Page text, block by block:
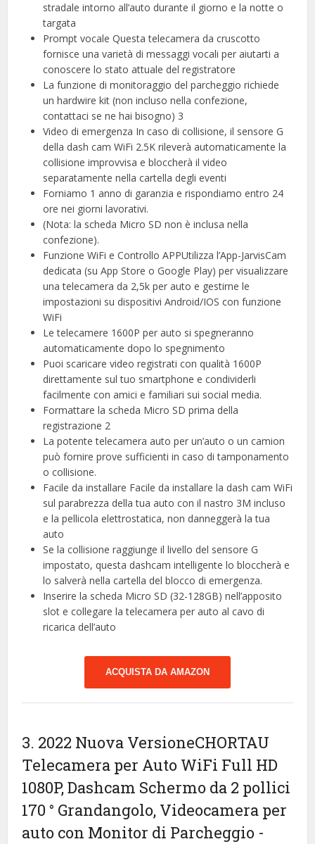
stradale intorno all’auto durante il giorno e la notte o
targata
Prompt vocale Questa telecamera da cruscotto
fornisce una varietà di messaggi vocali per aiutarti a
conoscere lo stato attuale del registratore
La funzione di monitoraggio del parcheggio richiede
un hardwire kit (non incluso nella confezione,
contattaci se ne hai bisogno) 3
Video di emergenza In caso di collisione, il sensore G
della dash cam WiFi 2.5K rileverà automaticamente la
collisione improvvisa e bloccherà il video
separatamente nella cartella degli eventi
Forniamo 1 anno di garanzia e rispondiamo entro 24
ore nei giorni lavorativi.
(Nota: la scheda Micro SD non è inclusa nella
confezione).
Funzione WiFi e Controllo APPUtilizza l’App-JarvisCam
dedicata (su App Store o Google Play) per visualizzare
una telecamera da 2,5k per auto e gestirne le
impostazioni su dispositivi Android/IOS con funzione
WiFi
Le telecamere 1600P per auto si spegneranno
automaticamente dopo lo spegnimento
Puoi scaricare video registrati con qualità 1600P
direttamente sul tuo smartphone e condividerli
facilmente con amici e familiari sui social media.
Formattare la scheda Micro SD prima della
registrazione 2
La potente telecamera auto per un’auto o un camion
può fornire prove sufficienti in caso di tamponamento
o collisione.
Facile da installare Facile da installare la dash cam WiFi
sul parabrezza della tua auto con il nastro 3M incluso
e la pellicola elettrostatica, non danneggerà la tua
auto
Se la collisione raggiunge il livello del sensore G
impostato, questa dashcam intelligente lo bloccherà e
lo salverà nella cartella del blocco di emergenza.
Inserire la scheda Micro SD (32-128GB) nell’apposito
slot e collegare la telecamera per auto al cavo di
ricarica dell’auto
ACQUISTA DA AMAZON
3. 2022 Nuova VersioneCHORTAU
Telecamera per Auto WiFi Full HD
1080P, Dashcam Schermo da 2 pollici
170 ° Grandangolo, Videocamera per
auto con Monitor di Parcheggio -